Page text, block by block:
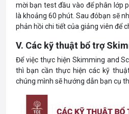
mời bạn test đầu vào để phân lớp
là khoảng 60 phút. Sau đóbạn sẽ
phản hồi chi tiết của giảng viên để
V. Các kỹ thuật bổ trợ
Để việc thực hiện Skimming and
thì bạn cần thực hiện các kỹ
chúng mình sẽ hướng dẫn bạn cụ